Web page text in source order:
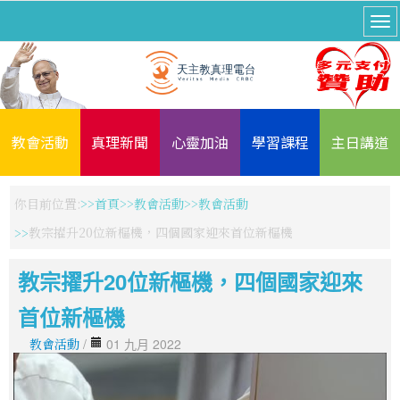
教會活動 真理新聞 心靈加油 學習課程 主日講道
你目前位置: 首頁 教會活動
教會活動
教宗擢升20位新樞機，四個國家迎來首位新樞機
教宗擢升20位新樞機，四個國家迎來
首位新樞機
教會活動 / 01 九月 2022